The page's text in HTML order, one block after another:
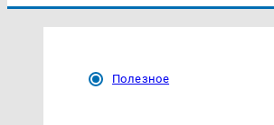
Полезное